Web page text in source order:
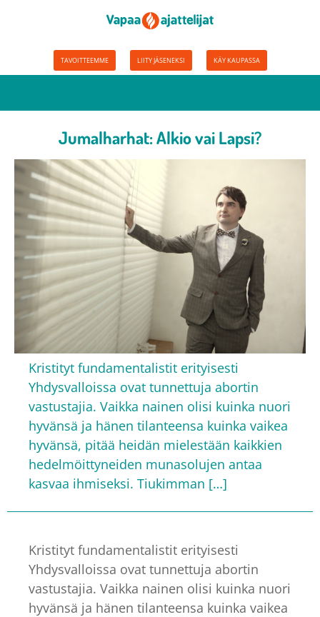
TAVOITTEEMME LIITY JÄSENEKSI KÄY KAUPASSA
Jumalharhat: Alkio vai Lapsi?
Kristityt fundamentalistit erityisesti
Yhdysvalloissa ovat tunnettuja abortin
vastustajia. Vaikka nainen olisi kuinka nuori
hyvänsä ja hänen tilanteensa kuinka vaikea
hyvänsä, pitää heidän mielestään kaikkien
hedelmöittyneiden munasolujen antaa
kasvaa ihmiseksi. Tiukimman […]
Kristityt fundamentalistit erityisesti
Yhdysvalloissa ovat tunnettuja abortin
vastustajia. Vaikka nainen olisi kuinka nuori
hyvänsä ja hänen tilanteensa kuinka vaikea